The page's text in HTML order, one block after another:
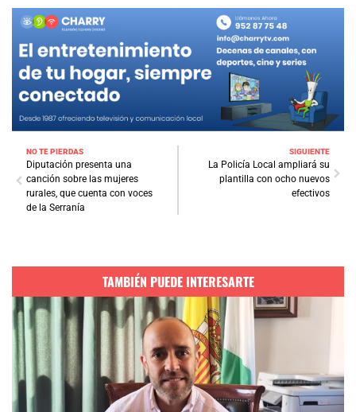
NO TE PIERDAS
Diputación presenta una
canción sobre las mujeres
rurales, que cuenta con voces
de la Serranía
SIGUIENTE
La Policía Local ampliará su
plantilla con ocho nuevos
efectivos
TAMBIÉN PUEDE INTERESARTE